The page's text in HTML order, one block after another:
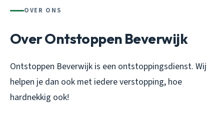
OVER ONS
Over Ontstoppen Beverwijk
Ontstoppen Beverwijk is een ontstoppingsdienst. Wij
helpen je dan ook met iedere verstopping, hoe
hardnekkig ook!